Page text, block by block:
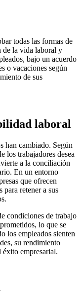
todas las formas de
la vida laboral y
bajo un acuerdo
o vacaciones según
de sus
laboral
han cambiado. Según
los trabajadores desea
a la conciliación
En un entorno
que ofrecen
retener a sus
condiciones de trabajo
lo que se
los empleados sienten
su rendimiento
éxito empresarial.